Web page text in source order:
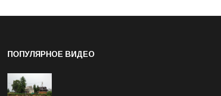
ПОПУЛЯРНОЕ ВИДЕО